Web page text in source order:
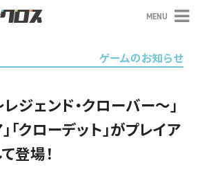
MENU
ゲームのお知らせ
レジェンド・クローバー～」
」「クローデット」がプレイア
登場！